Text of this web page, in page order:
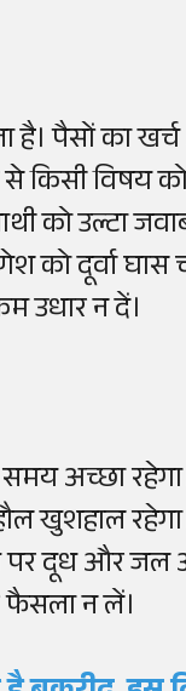
पैसों का
किसी विषय
को उल्टा
को दूर्वा घास
उधार न दें।
समय अच्छा
खुशहाल
पर दूध और जल
न लें।